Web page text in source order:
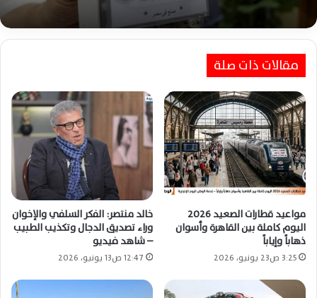
استقرار أسعار الفراخ الساسو والبيض بأسواق
الشرقية اليوم الإثنين 27 يوليو 2026
مقالات ذات صلة
مواعيد قطارات الصعيد 2026
اليوم كاملة بين القاهرة وأسوان
ذهاباً وإياباً
3:25 ص23 يونيو، 2026
خالد منتصر: الفكر السلفي والإخوان
وراء تصديق الدجال وتكذيب الطبيب
– شاهد فيديو
12:47 ص13 يونيو، 2026